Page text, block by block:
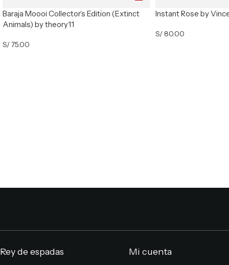
Baraja Moooi Collector’s Edition (Extinct
Animals) by theory11
S/75.00
Instant Rose by
S/80.00
Rey de espadas Mi cuenta